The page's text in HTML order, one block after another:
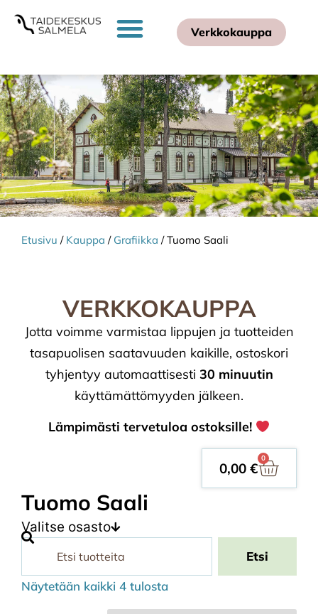
Verkkokauppa
Etusivu / Kauppa / Grafiikka / Tuomo Saali
VERKKOKAUPPA
Jotta voimme varmistaa lippujen ja tuotteiden
tasapuolisen saatavuuden kaikille, ostoskori
tyhjentyy automaattisesti 30 minuutin
käyttämättömyyden jälkeen.
Lämpimästi tervetuloa ostoksille!
0,00 €
0
Tuomo Saali
Valitse osasto
Etsi
Näytetään kaikki 4 tulosta